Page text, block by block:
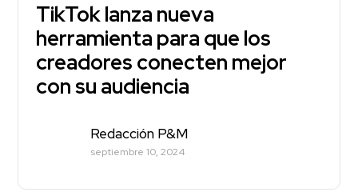
TikTok lanza nueva
herramienta para que los
creadores conecten mejor
con su audiencia
Redacción P&M
septiembre 10, 2024